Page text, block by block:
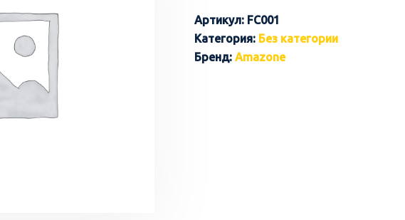
Артикул: FC001
Категория: Без категории
Бренд: Amazone